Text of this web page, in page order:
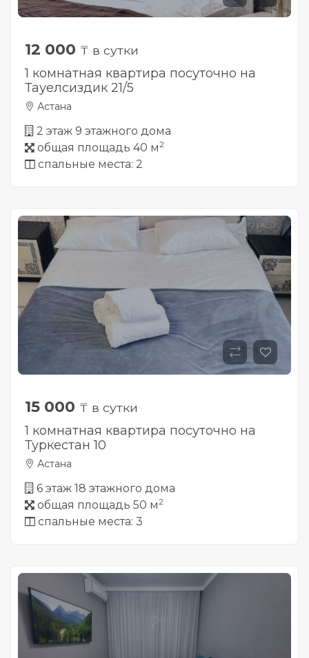
12 000 ₸ в сутки
1 комнатная квартира посуточно на
Тауелсиздик 21/5
Астана
2 этаж 9 этажного дома
общая площадь 40 м2
спальные места: 2
15 000 ₸ в сутки
1 комнатная квартира посуточно на
Туркестан 10
Астана
6 этаж 18 этажного дома
общая площадь 50 м2
спальные места: 3